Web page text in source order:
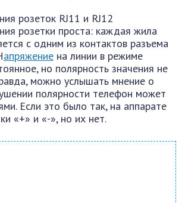
розеток RJ11 и RJ12
розетки проста: каждая жила
с одним из контактов разъема
апряжение на линии в режиме
но полярность значения не
можно услышать мнение о
полярности телефон может
Если это было так, на аппарате
«+» и «-», но их нет.